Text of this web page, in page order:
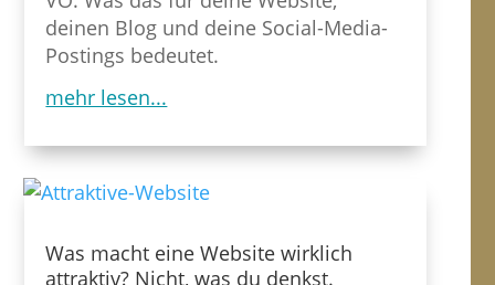
deinen Blog und deine Social-Media-
Postings bedeutet.
mehr lesen...
Was macht eine Website wirklich
attraktiv? Nicht, was du denkst.